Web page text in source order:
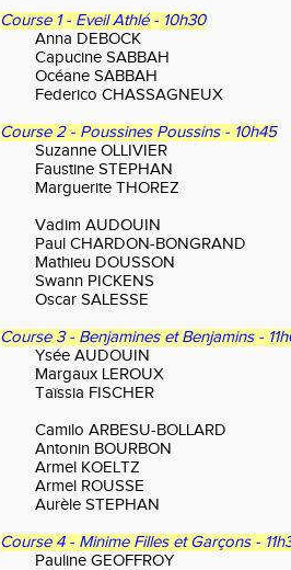
Course 1 - Eveil Athlé - 10h30
Anna DEBOCK
Capucine SABBAH
Océane SABBAH
Federico CHASSAGNEUX
Course 2 - Poussines Poussins - 10h45
Suzanne OLLIVIER
Faustine STEPHAN
Marguerite THOREZ
Vadim AUDOUIN
Paul CHARDON-BONGRAND
Mathieu DOUSSON
Swann PICKENS
Oscar SALESSE
Course 3 - Benjamines et Benjamins -
Ysée AUDOUIN
Margaux LEROUX
Taïssia FISCHER
Camilo ARBESU-BOLLARD
Antonin BOURBON
Armel KOELTZ
Armel ROUSSE
Aurèle STEPHAN
Course 4 - Minime Filles et Garçons -
Pauline GEOFFROY